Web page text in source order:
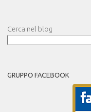
Cerca nel blog
GRUPPO FACEBOOK